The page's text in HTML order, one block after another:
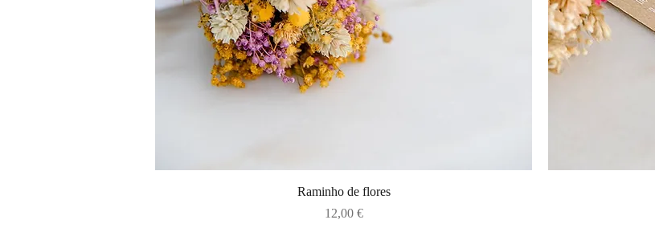
Visualização rápida
Raminho de flores
Preço
12,00 €